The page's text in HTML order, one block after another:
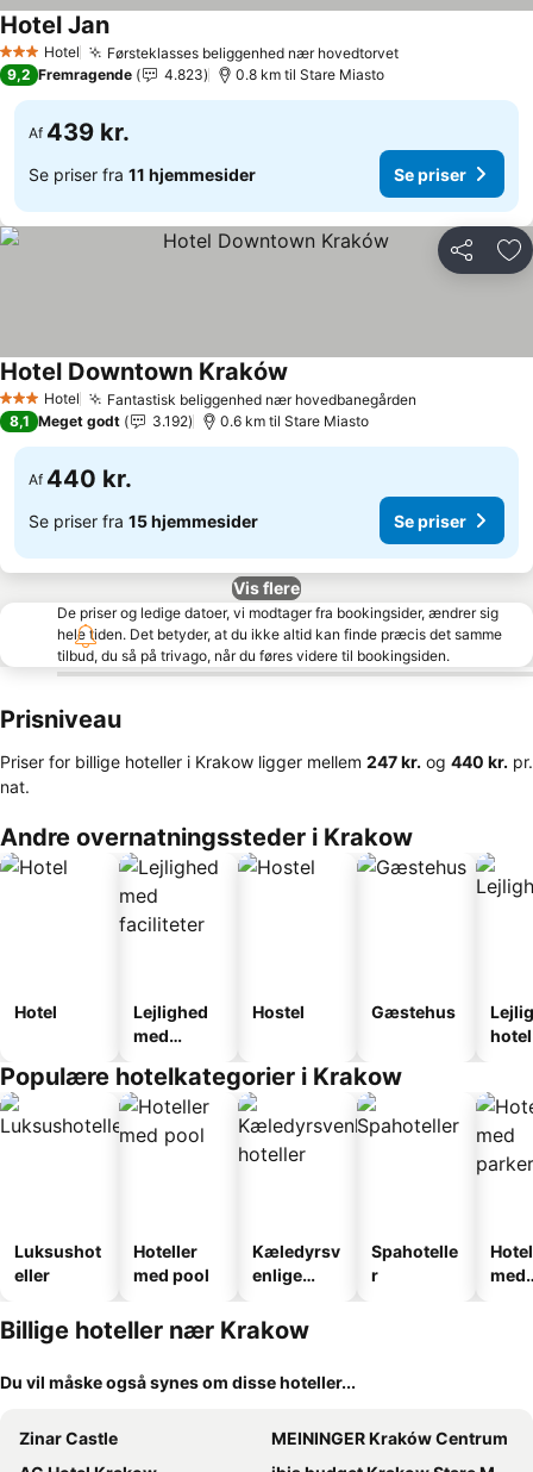
3 StjernerHotel Førsteklasses beliggenhed nær hovedtorvetSe priser
Hotel JanSe priser
9,2 Fremragende 4.823 0.8 km til Stare Miasto
Af 439 kr.
Se priser fra 11 hjemmesider Se priser
Del
3 StjernerHotel Fantastisk beliggenhed nær hovedbanegården
Hotel Downtown Kraków
8,1 Meget godt 3.192 0.6 km til Stare Miasto
Af 440 kr.
Se priser fra 15 hjemmesider Se priser
Vis flere
De priser og ledige datoer, vi modtager fra bookingsider, ændrer sig
hele tiden. Det betyder, at du ikke altid kan finde præcis det samme
tilbud, du så på trivago, når du føres videre til bookingsiden.
Prisniveau
Priser for billige hoteller i Krakow ligger mellem ‎247 kr. og ‎440 kr. pr.
nat.
Andre overnatningssteder i Krakow
Hotel
Lejlighed
med
Hostel Gæstehus
hotel
Populære hotelkategorier i Krakow
Luksushot
eller
Hoteller
med pool
Kæledyrsv
enlige
Spahotelle
r
med
Billige hoteller nær Krakow
Du vil måske også synes om disse hoteller...
Zinar Castle
MEININGER Kraków Centrum